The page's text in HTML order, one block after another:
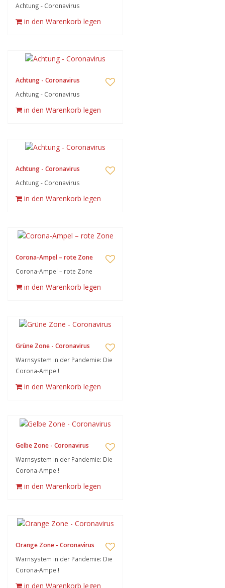
Achtung - Coronavirus
in den Warenkorb legen
Achtung - Coronavirus
Achtung - Coronavirus
in den Warenkorb legen
Achtung - Coronavirus
Achtung - Coronavirus
in den Warenkorb legen
Corona-Ampel – rote Zone
Corona-Ampel – rote Zone
in den Warenkorb legen
Grüne Zone - Coronavirus
Warnsystem in der Pandemie: Die
Corona-Ampel!
in den Warenkorb legen
Gelbe Zone - Coronavirus
Warnsystem in der Pandemie: Die
Corona-Ampel!
in den Warenkorb legen
Orange Zone - Coronavirus
Warnsystem in der Pandemie: Die
Corona-Ampel!
in den Warenkorb legen